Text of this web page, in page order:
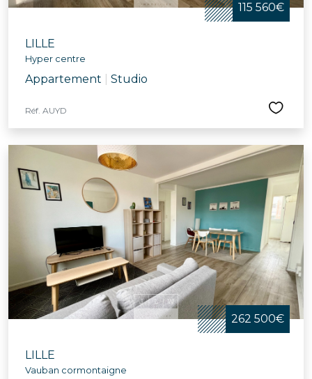
115 560€
LILLE
Hyper centre
Appartement Studio
Réf. AUYD
262 500€
LILLE
Vauban cormontaigne